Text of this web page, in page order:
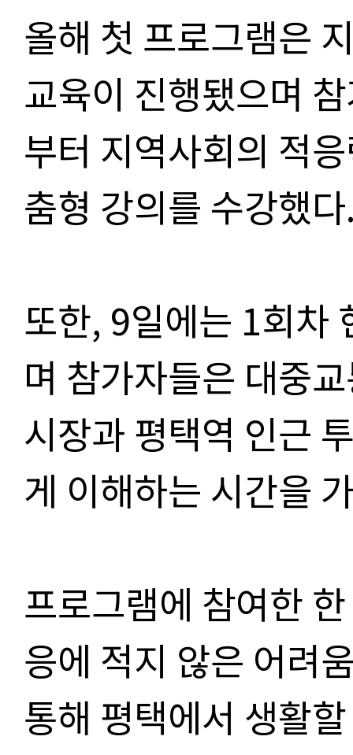
올해 첫 프로그램은
교육이 진행됐으며
부터 지역사회의 적
춤형 강의를 수강했
또한, 9일에는 1회차
며 참가자들은 대중
시장과 평택역 인근
게 이해하는 시간을
프로그램에 참여한
응에 적지 않은 어려
통해 평택에서 생활